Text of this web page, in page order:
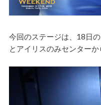
今回のステージは、18日
とアイリスのみセンターか